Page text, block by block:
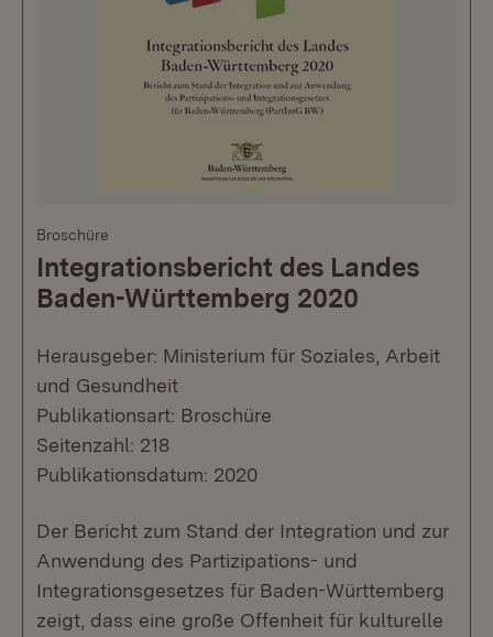
Broschüre
Integrationsbericht des Landes
Baden-Württemberg 2020
Herausgeber: Ministerium für Soziales, Arbeit
und Gesundheit
Publikationsart: Broschüre
Seitenzahl: 218
Publikationsdatum: 2020
Der Bericht zum Stand der Integration und zur
Anwendung des Partizipations- und
Integrationsgesetzes für Baden-Württemberg
zeigt, dass eine große Offenheit für kulturelle